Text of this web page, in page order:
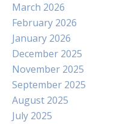
March 2026
February 2026
January 2026
December 2025
November 2025
September 2025
August 2025
July 2025